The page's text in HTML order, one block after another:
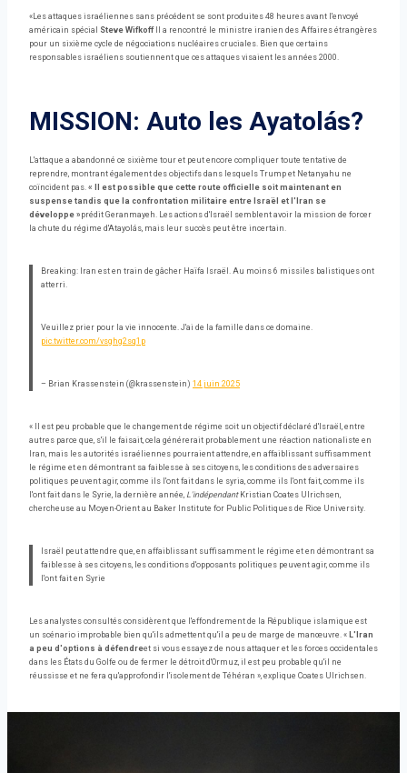
«Les attaques israéliennes sans précédent se sont produites 48 heures avant l'envoyé
américain spécial Steve WifkoffIl a rencontré le ministre iranien des Affaires étrangères
pour un sixième cycle de négociations nucléaires cruciales. Bien que certains
responsables israéliens soutiennent que ces attaques visaient les années 2000.
MISSION: Auto les Ayatolás?
L'attaque a abandonné ce sixième tour et peut encore compliquer toute tentative de
reprendre, montrant également des objectifs dans lesquels Trump et Netanyahu ne
coïncident pas. « Il est possible que cette route officielle soit maintenant en
suspense tandis que la confrontation militaire entre Israël et l'Iran se
développe » prédit Geranmayeh. Les actions d'Israël semblent avoir la mission de forcer
la chute du régime d'Atayolás, mais leur succès peut être incertain.
Breaking: Iran est en train de gâcher Haïfa Israël. Au moins 6 missiles balistiques ont
atterri.
Veuillez prier pour la vie innocente. J'ai de la famille dans ce domaine.
pic.twitter.com/vsghg2sq1p
– Brian Krassenstein (@krassenstein) 14 juin 2025
« Il est peu probable que le changement de régime soit un objectif déclaré d'Israël, entre
autres parce que, s'il le faisait, cela générerait probablement une réaction nationaliste en
Iran, mais les autorités israéliennes pourraient attendre, en affaiblissant suffisamment
le régime et en démontrant sa faiblesse à ses citoyens, les conditions des adversaires
politiques peuvent agir, comme ils l'ont fait dans le syria, comme ils l'ont fait, comme ils
l'ont fait dans le Syrie, la dernière année, L'indépendantKristian Coates Ulrichsen,
chercheuse au Moyen-Orient au Baker Institute for Public Politiques de Rice University.
Israël peut attendre que, en affaiblissant suffisamment le régime et en démontrant sa
faiblesse à ses citoyens, les conditions d'opposants politiques peuvent agir, comme ils
l'ont fait en Syrie
Les analystes consultés considèrent que l'effondrement de la République islamique est
un scénario improbable bien qu'ils admettent qu'il a peu de marge de manœuvre. « L'Iran
a peu d'options à défendreet si vous essayez de nous attaquer et les forces occidentales
dans les États du Golfe ou de fermer le détroit d'Ormuz, il est peu probable qu'il ne
réussisse et ne fera qu'approfondir l'isolement de Téhéran », explique Coates Ulrichsen.